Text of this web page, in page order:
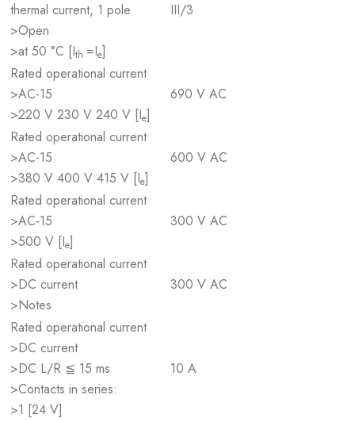
thermal current, 1 pole
>Open
>at 50 °C [Ith =Ie]
III/3
Rated operational current
>AC-15
>220 V 230 V 240 V [Ie]
690 V AC
Rated operational current
>AC-15
>380 V 400 V 415 V [Ie]
600 V AC
Rated operational current
>AC-15
>500 V [Ie]
300 V AC
Rated operational current
>DC current
>Notes
300 V AC
Rated operational current
>DC current
>DC L/R ≦ 15 ms
>Contacts in series:
>1 [24 V]
10 A